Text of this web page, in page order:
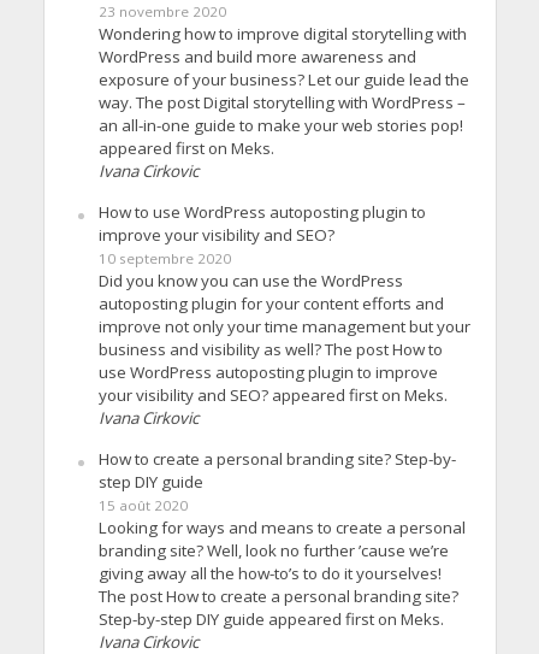
23 novembre 2020
Wondering how to improve digital storytelling with
WordPress and build more awareness and
exposure of your business? Let our guide lead the
way. The post Digital storytelling with WordPress –
an all-in-one guide to make your web stories pop!
appeared first on Meks.
Ivana Cirkovic
How to use WordPress autoposting plugin to
improve your visibility and SEO?
10 septembre 2020
Did you know you can use the WordPress
autoposting plugin for your content efforts and
improve not only your time management but your
business and visibility as well? The post How to
use WordPress autoposting plugin to improve
your visibility and SEO? appeared first on Meks.
Ivana Cirkovic
How to create a personal branding site? Step-by-
step DIY guide
15 août 2020
Looking for ways and means to create a personal
branding site? Well, look no further ’cause we’re
giving away all the how-to’s to do it yourselves!
The post How to create a personal branding site?
Step-by-step DIY guide appeared first on Meks.
Ivana Cirkovic